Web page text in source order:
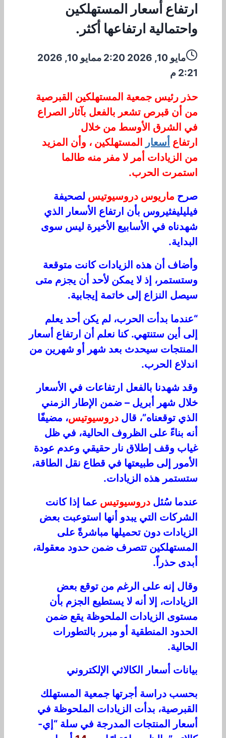
ارتفاع أسعار المستهلكين
واحتمالية ارتفاعها أكثر.
مايو 10, 2026 2:20 م
مايو 10, 2026
2:21 م
حذر رئيس جمعية المستهلكين القبرصية
من أن قبرص تشعر بالفعل بآثار الصراع
في الشرق الأوسط من خلال
ارتفاع أسعار
المستهلكين ، وأن المزيد
من الزيادات أمر لا مفر منه طالما
استمرت الحرب.
صرح ماريوس دروسيوتيس لصحيفة
فيليليفثيروس بأن ارتفاع الأسعار الذي
شهدناه في الأسابيع الأخيرة ليس سوى
البداية.
وأضاف أن هذه الزيادات كانت متوقعة
وستستمر، إذ لا يمكن لأحد أن يجزم متى
سيصل النزاع إلى خاتمة إيجابية.
“عندما بدأت الحرب، لم يكن أحد يعلم
إلى أين ستنتهي. كنا نعلم أن ارتفاع أسعار
المنتجات سيحدث بعد شهر أو شهرين من
اندلاع الحرب.
وقد شهدنا بالفعل ارتفاعات في الأسعار
خلال شهر أبريل – ضمن الإطار الزمني
الذي توقعناه”، قال دروسيوتيس، مضيفًا
أنه بناءً على الظروف الحالية، في ظل
غياب وقف إطلاق نار حقيقي وعدم عودة
الأمور إلى طبيعتها في قطاع نقل الطاقة،
ستستمر هذه الزيادات.
عندما سُئل دروسيوتيس عما إذا كانت
الشركات التي يبدو أنها استوعبت بعض
الزيادات دون تحميلها مباشرةً على
المستهلكين تتصرف ضمن حدود معقولة،
أبدى حذراً.
وقال إنه على الرغم من توقع بعض
الزيادات، إلا أنه لا يستطيع الجزم بأن
مستوى الزيادات الملحوظة يقع ضمن
الحدود المنطقية أو مبرر بالتطورات
الحالية.
بيانات أسعار الكالاثي الإلكتروني
بحسب دراسة أجرتها جمعية المستهلك
القبرصية، بدأت الزيادات الملحوظة في
أسعار المنتجات المدرجة في سلة “إي-